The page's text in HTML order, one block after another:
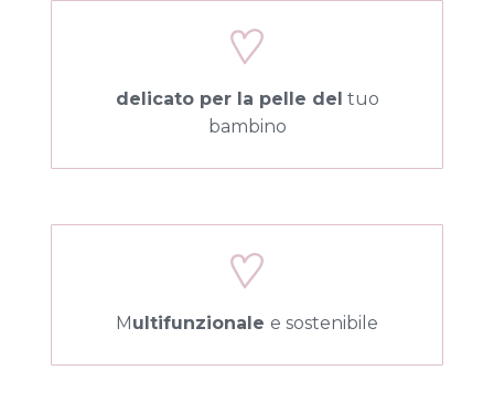
delicato per la pelle del tuo
bambino
Multifunzionale e sostenibile